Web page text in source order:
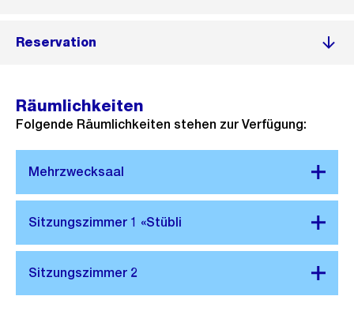
Reservation
Räumlichkeiten
Folgende Räumlichkeiten stehen zur Verfügung: